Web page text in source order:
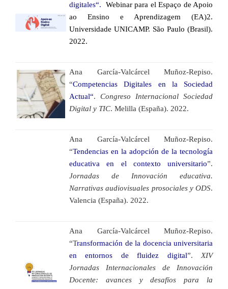
digitales“. Webinar para el Espaço de Apoio
ao Ensino e Aprendizagem (EA)2.
Universidade UNICAMP. São Paulo (Brasil).
2022.
Ana García-Valcárcel Muñoz-Repiso.
“Competencias Digitales en la Sociedad
Actual“. Congreso Internacional Sociedad
Digital y TIC. Melilla (España). 2022.
Ana García-Valcárcel Muñoz-Repiso.
“Tendencias en la adopción de la tecnología
educativa en el contexto universitario”.
Jornadas de Innovación educativa.
Narrativas audiovisuales prosociales y ODS.
Valencia (España). 2022.
Ana García-Valcárcel Muñoz-Repiso.
“Transformación de la docencia universitaria
en entornos de fluidez digital”. XIV
Jornadas Internacionales de Innovación
Docente: avances y desafíos para la